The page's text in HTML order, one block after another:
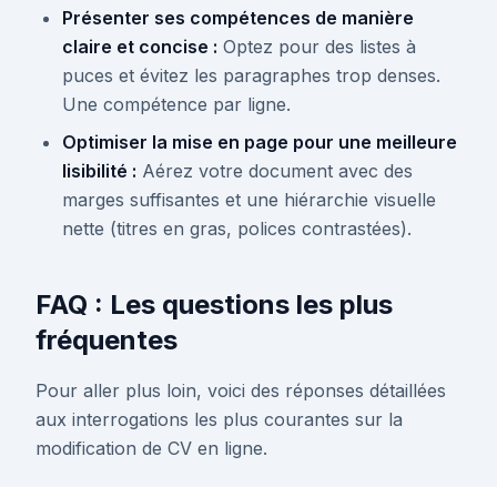
Présenter ses compétences de manière
claire et concise : Optez pour des listes à
puces et évitez les paragraphes trop denses.
Une compétence par ligne.
Optimiser la mise en page pour une meilleure
lisibilité : Aérez votre document avec des
marges suffisantes et une hiérarchie visuelle
nette (titres en gras, polices contrastées).
FAQ : Les questions les plus
fréquentes
Pour aller plus loin, voici des réponses détaillées
aux interrogations les plus courantes sur la
modification de CV en ligne.